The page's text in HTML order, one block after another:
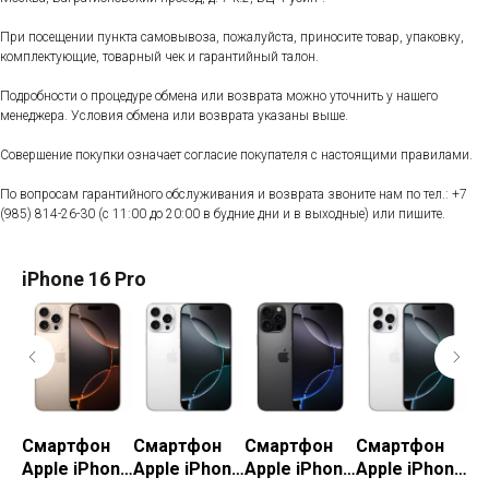
При посещении пункта самовывоза, пожалуйста, приносите товар, упаковку,
комплектующие, товарный чек и гарантийный талон.
Подробности о процедуре обмена или возврата можно уточнить у нашего
менеджера. Условия обмена или возврата указаны выше.
Совершение покупки означает согласие покупателя с настоящими правилами.
По вопросам гарантийного обслуживания и возврата звоните нам по тел.: +7
(985) 814-26-30 (с 11:00 до 20:00 в будние дни и в выходные) или пишите.
iPhone 16 Pro
Смартфон
Apple iPhone
Смартфон
Apple iPhone
Смартфон
Apple iPhone
Смартфон
Apple iPhone